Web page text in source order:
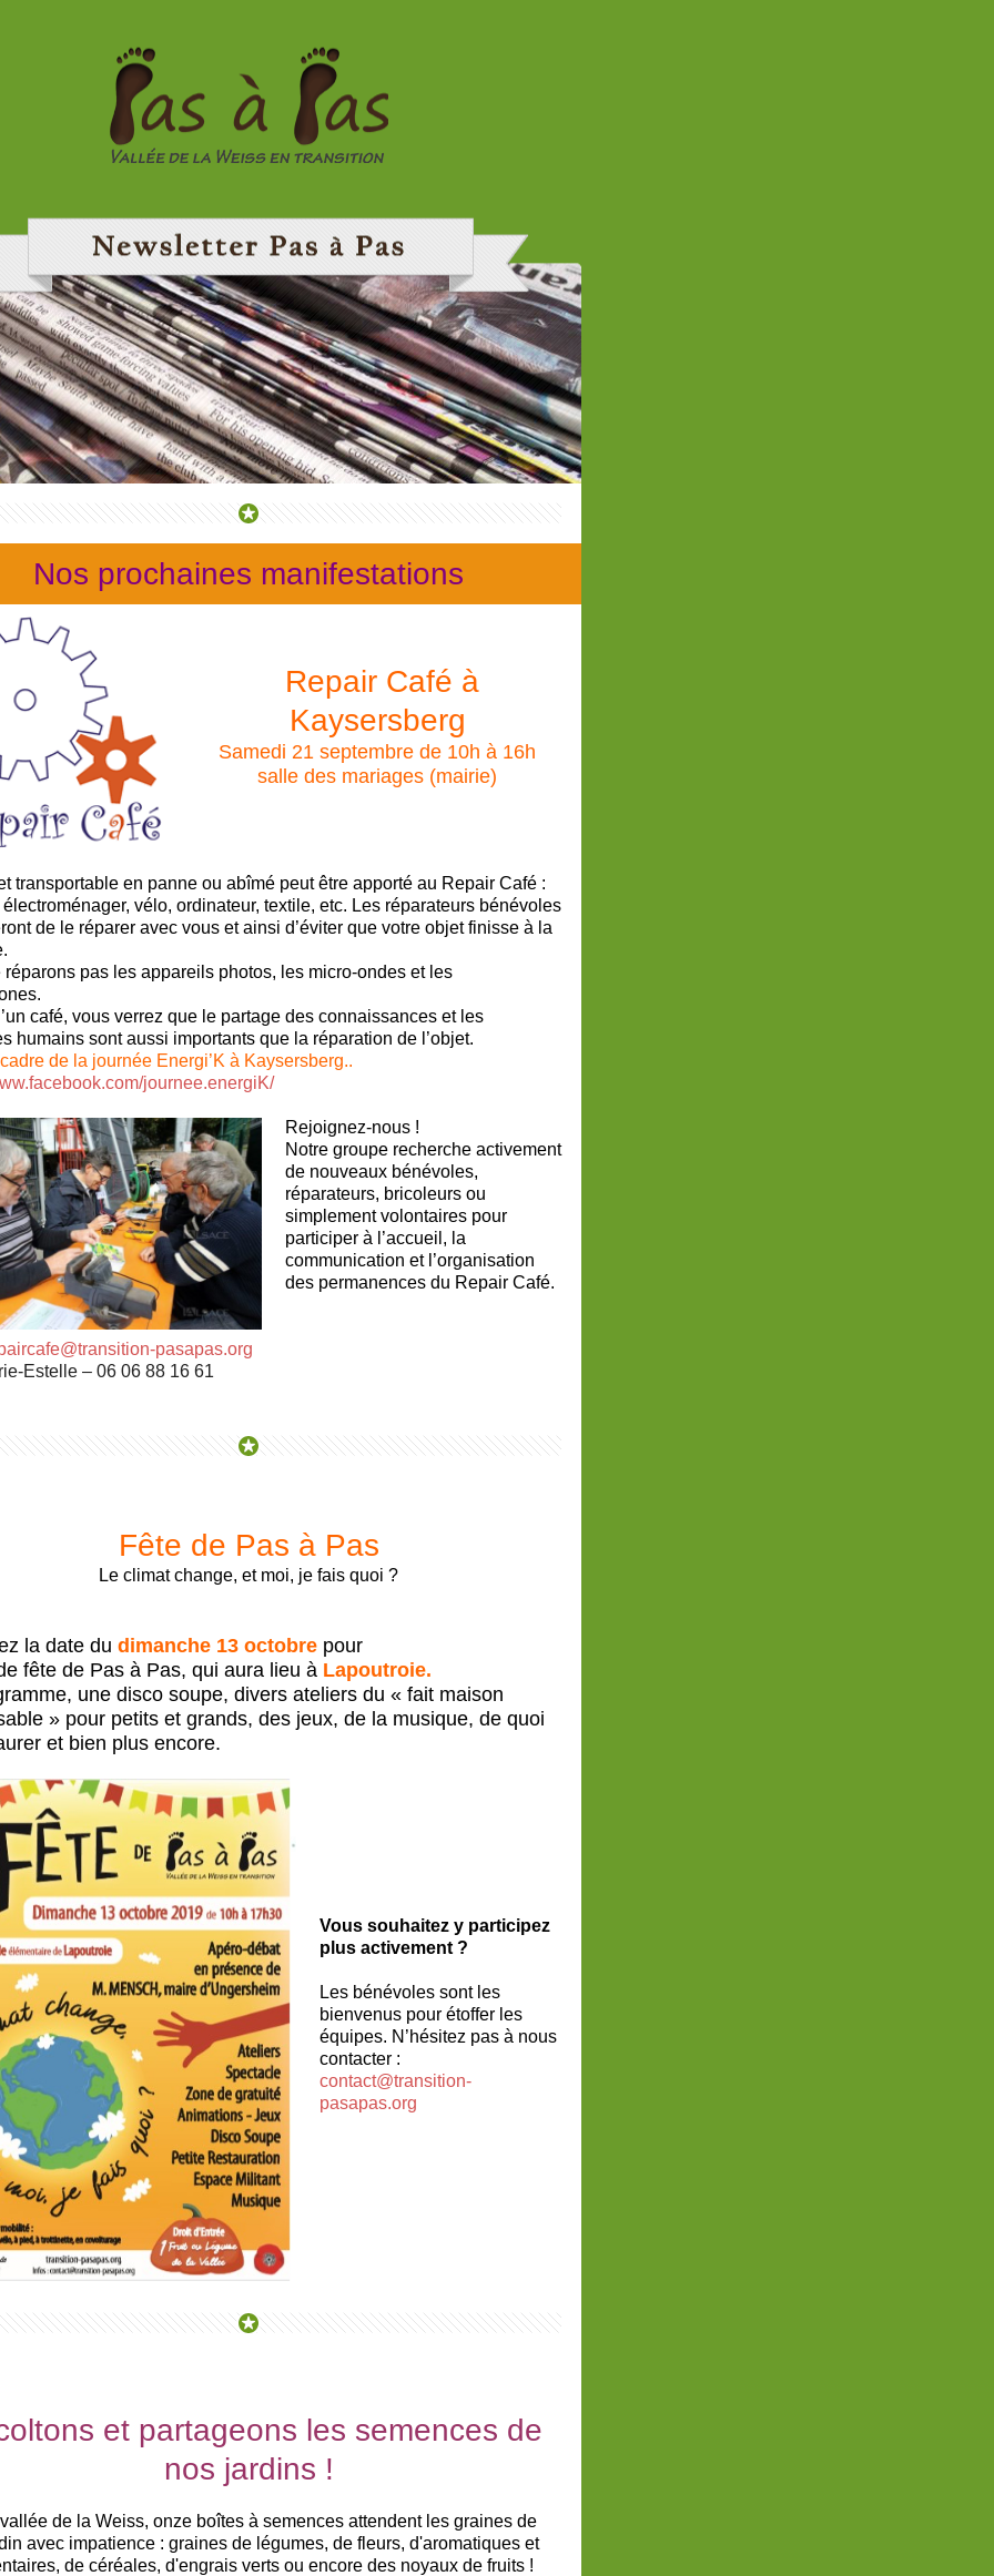
Nos prochaines manifestations
Repair Café à
Kaysersberg
Samedi 21 septembre de 10h à 16h
salle des mariages (mairie)
transportable en panne ou abîmé peut être apporté au Repair Café :
vélo, ordinateur, textile, etc. Les réparateurs bénévoles
de le réparer avec vous et ainsi d’éviter que votre objet finisse à la
réparons pas les appareils photos, les micro-ondes et les
café, vous verrez que le partage des connaissances et les
humains sont aussi importants que la réparation de l’objet.
de la journée Energi’K à Kaysersberg..
journee.energiK/
Rejoignez-nous !
Notre groupe recherche activement
de nouveaux bénévoles,
réparateurs, bricoleurs ou
simplement volontaires pour
participer à l’accueil, la
communication et l’organisation
des permanences du Repair Café.
pasapas.org
Estelle – 06 06 88 16 61
Fête de Pas à Pas
Le climat change, et moi, je fais quoi ?
la date du dimanche 13 octobre pour
fête de Pas à Pas, qui aura lieu à Lapoutroie.
une disco soupe, divers ateliers du « fait maison
» pour petits et grands, des jeux, de la musique, de quoi
et bien plus encore.
Vous souhaitez y participez
plus activement ?
Les bénévoles sont les
bienvenus pour étoffer les
équipes. N’hésitez pas à nous
contacter :
contact@transition-
pasapas.org
et partageons les semences de
nos jardins !
de la Weiss, onze boîtes à semences attendent les graines de
avec impatience : graines de légumes, de fleurs, d'aromatiques et
de céréales, d'engrais verts ou encore des noyaux de fruits !